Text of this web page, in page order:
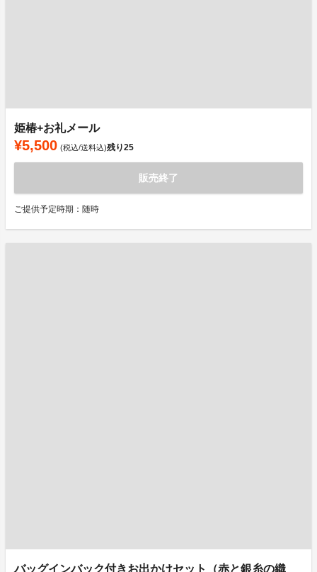
姫椿+お礼メール
¥5,500 (税込/送料込)残り25
販売終了
ご提供予定時期：随時
バッグインバック付きお出かけセット（赤と銀糸の織